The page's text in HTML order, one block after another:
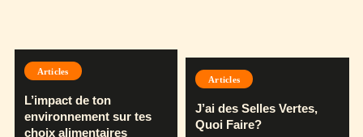
Articles
L’impact de ton
environnement sur tes
choix alimentaires
Articles
J’ai des Selles Vertes,
Quoi Faire?